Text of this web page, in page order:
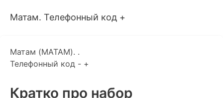
Матам. Телефонный код +
Матам (MATAM). .
Телефонный код - +
Кратко про набор